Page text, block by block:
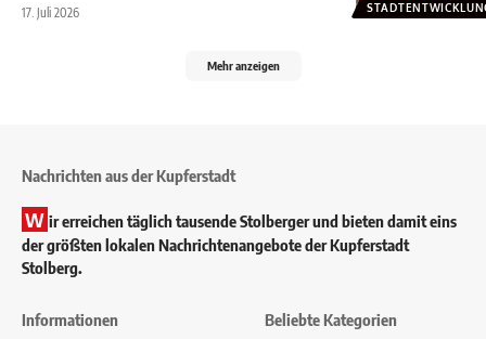
17. Juli 2026
Mehr anzeigen
Nachrichten aus der Kupferstadt
W ir erreichen täglich tausende Stolberger und bieten damit eins
der größten lokalen Nachrichtenangebote der Kupferstadt
Stolberg.
Informationen Beliebte Kategorien